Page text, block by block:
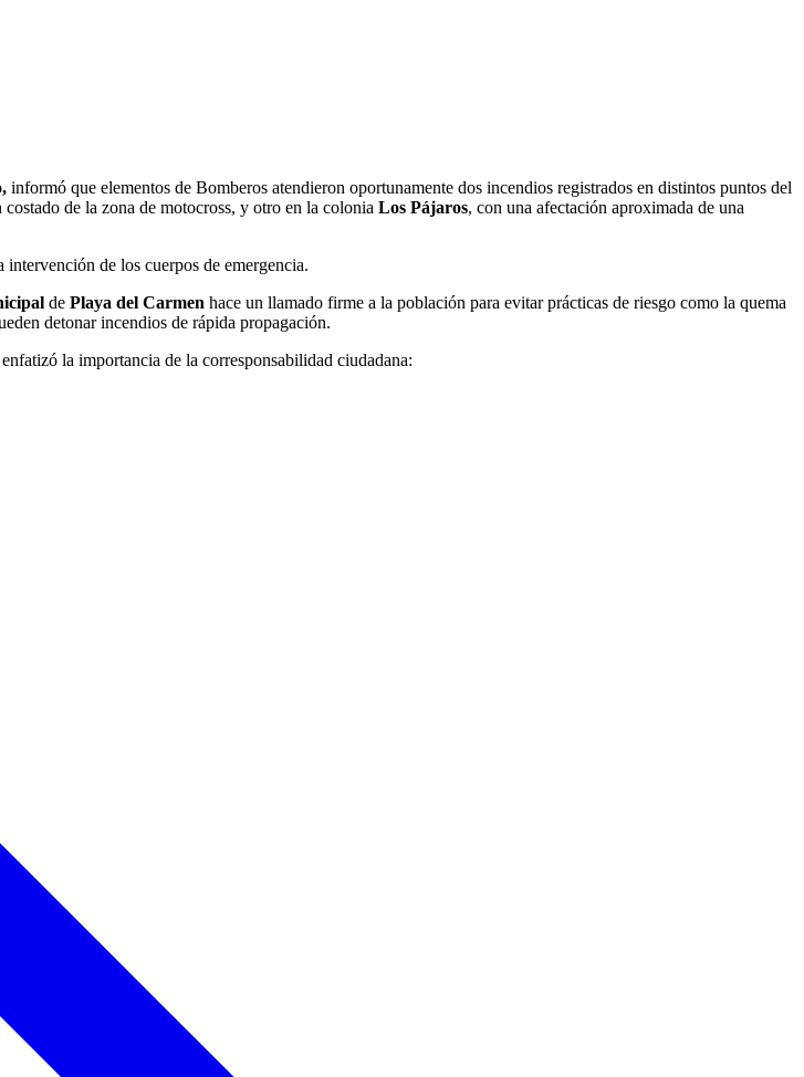
informó que elementos de Bomberos atendieron oportunamente dos incendios registrados en distintos puntos del
de la zona de motocross, y otro en la colonia Los Pájaros, con una afectación aproximada de una
de los cuerpos de emergencia.
de Playa del Carmen hace un llamado firme a la población para evitar prácticas de riesgo como la quema
detonar incendios de rápida propagación.
enfatizó la importancia de la corresponsabilidad ciudadana: